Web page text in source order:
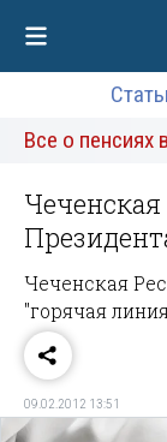
Все о пенсиях
Чеченская
"горячая
09.02.2012 13:51